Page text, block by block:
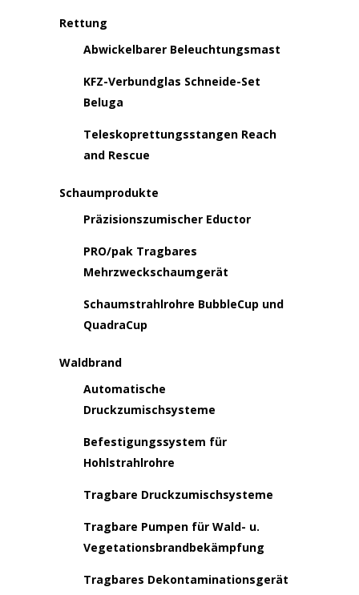
Rettung
Abwickelbarer Beleuchtungsmast
KFZ-Verbundglas Schneide-Set
Beluga
Teleskoprettungsstangen Reach
and Rescue
Schaumprodukte
Präzisionszumischer Eductor
PRO/pak Tragbares
Mehrzweckschaumgerät
Schaumstrahlrohre BubbleCup und
QuadraCup
Waldbrand
Automatische
Druckzumischsysteme
Befestigungssystem für
Hohlstrahlrohre
Tragbare Druckzumischsysteme
Tragbare Pumpen für Wald- u.
Vegetationsbrandbekämpfung
Tragbares Dekontaminationsgerät